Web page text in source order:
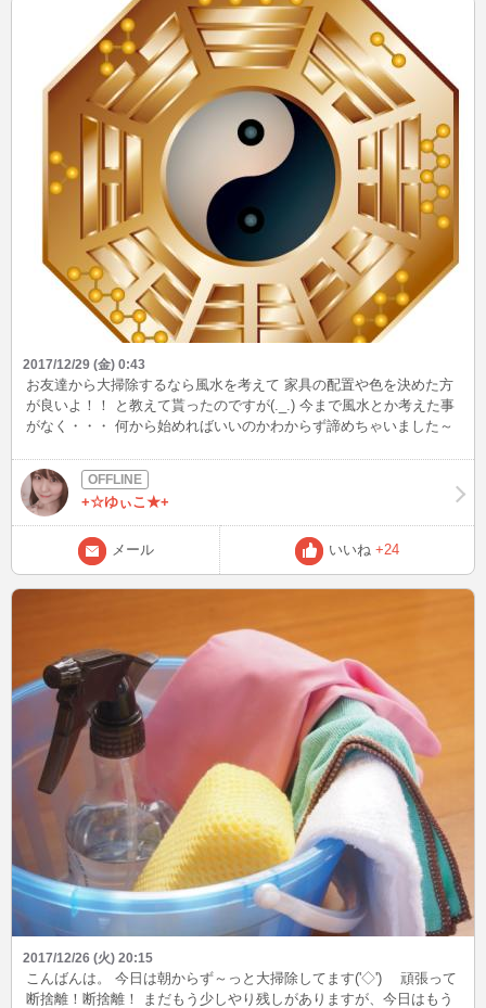
2017/12/29 (金) 0:43
お友達から大掃除するなら風水を考えて 家具の配置や色を決めた方
が良いよ！！ と教えて貰ったのですが(._.) 今まで風水とか考えた事
がなく・・・ 何から始めればいいのかわからず諦めちゃいました～
+☆ゆぃこ★+
メール いいね +24
2017/12/26 (火) 20:15
こんばんは。 今日は朝からず～っと大掃除してます('◇')ゞ 頑張って
断捨離！断捨離！ まだもう少しやり残しがありますが、今日はもう